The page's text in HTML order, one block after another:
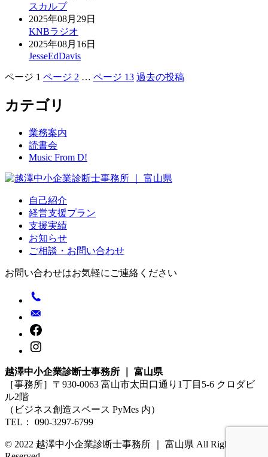
スカルプ
2025年08月29日
KNBラジオ
2025年08月16日
JesseEdDavis
投
稿
ジ
ページ 1 ページ 2 … ページ 13 過去の投稿
カテゴリ
業務案内
読書会
Music From D!
自己紹介
経営支援プラン
支援実績
お知らせ
ご相談・お問い合わせ
お問い合わせはお気軽にご連絡ください
越澤中小企業診断士事務所 ｜ 富山県
［事務所］〒930-0063 富山市太田口通り1丁目5-6 クロダビ
ル2階
（ビジネス創造スペース PyMes 内）
TEL： 090-3297-6799
© 2022 越澤中小企業診断士事務所 ｜ 富山県 All Rights